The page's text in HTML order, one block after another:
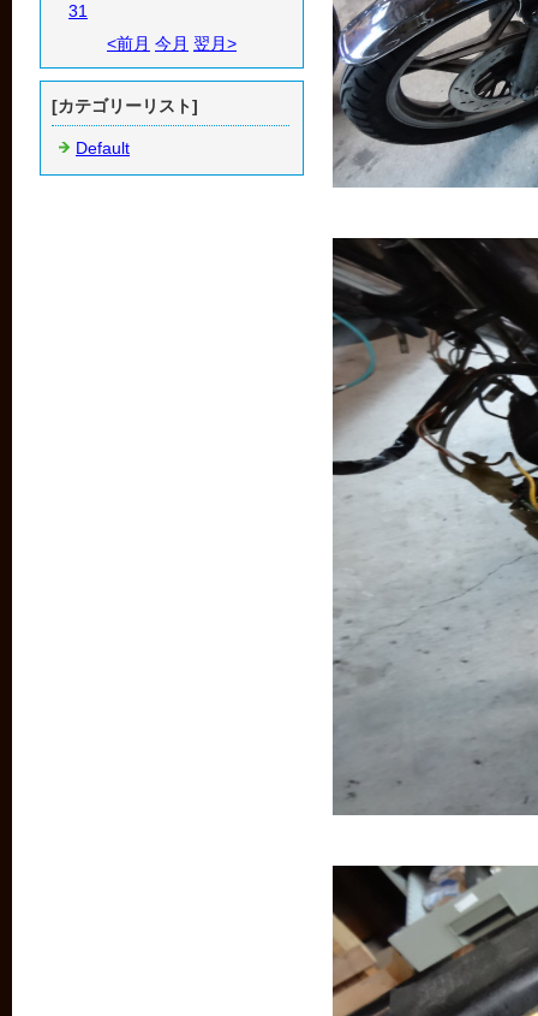
31
<前月 今月 翌月>
[カテゴリーリスト]
Default